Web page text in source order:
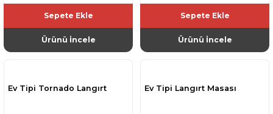
Sepete Ekle
Ürünü İncele
Sepete Ekle
Ürünü İncele
Ev Tipi Tornado Langırt Ev Tipi Langırt Masası